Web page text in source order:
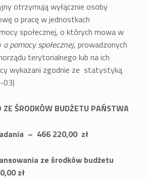
otrzymują wyłącznie osoby
o pracę w jednostkach
społecznej, o których mowa w
o pomocy społecznej, prowadzonych
terytorialnego lub na ich
wykazani zgodnie ze statystyką
03)
ŚRODKÓW BUDŻETU PAŃSTWA
– 466 220,00 zł
ze środków budżetu
zł